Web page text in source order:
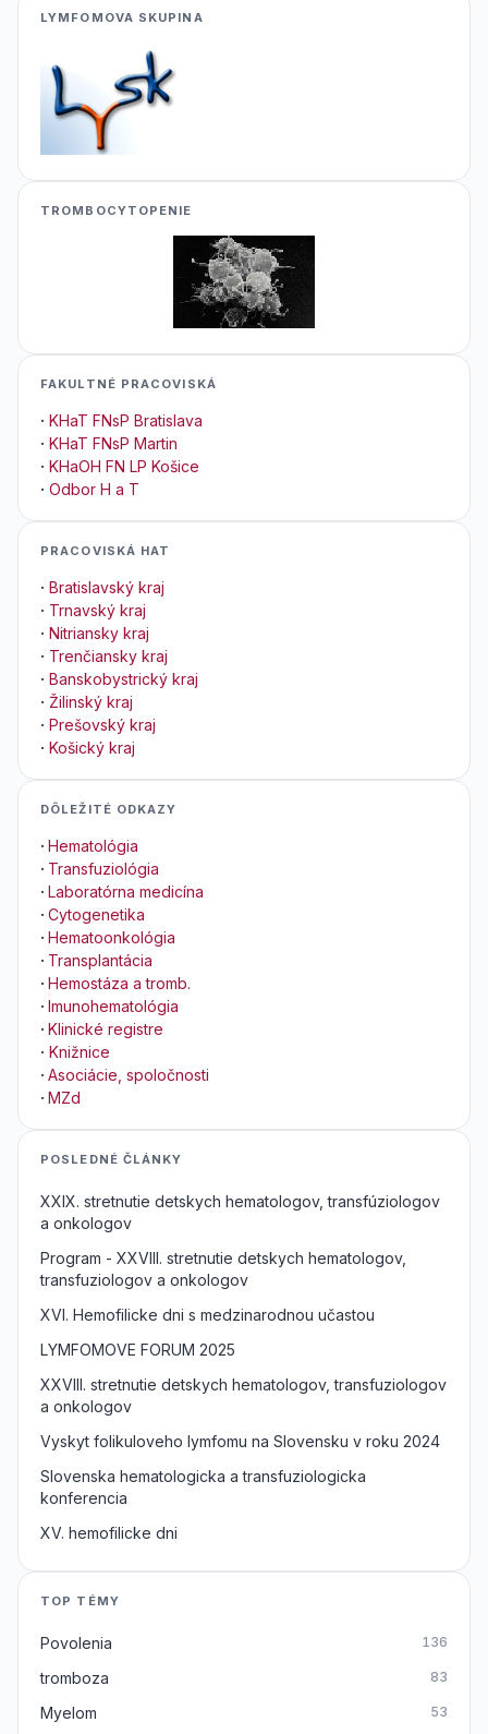
LYMFOMOVA SKUPINA
TROMBOCYTOPENIE
FAKULTNÉ PRACOVISKÁ
· KHaT FNsP Bratislava
· KHaT FNsP Martin
· KHaOH FN LP Košice
· Odbor H a T
PRACOVISKÁ HAT
· Bratislavský kraj
· Trnavský kraj
· Nitriansky kraj
· Trenčiansky kraj
· Banskobystrický kraj
· Žilinský kraj
· Prešovský kraj
· Košický kraj
DÔLEŽITÉ ODKAZY
· Hematológia
· Transfuziológia
· Laboratórna medicína
· Cytogenetika
· Hematoonkológia
· Transplantácia
· Hemostáza a tromb.
· Imunohematológia
· Klinické registre
· Knižnice
· Asociácie, spoločnosti
· MZd
POSLEDNÉ ČLÁNKY
XXIX. stretnutie detskych hematologov, transfúziologov
a onkologov
Program - XXVIII. stretnutie detskych hematologov,
transfuziologov a onkologov
XVI. Hemofilicke dni s medzinarodnou učastou
LYMFOMOVE FORUM 2025
XXVIII. stretnutie detskych hematologov, transfuziologov
a onkologov
Vyskyt folikuloveho lymfomu na Slovensku v roku 2024
Slovenska hematologicka a transfuziologicka
konferencia
XV. hemofilicke dni
TOP TÉMY
Povolenia 136
tromboza 83
Myelom 53